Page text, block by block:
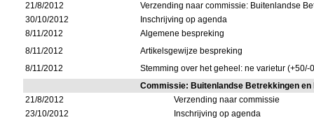
21/8/2012
Verzending naar commissie: Buitenlandse
30/10/2012
Inschrijving op agenda
8/11/2012
Algemene bespreking
8/11/2012
Artikelsgewijze bespreking
8/11/2012
Stemming over het geheel: ne varietur (+50/-
Commissie: Buitenlandse Betrekkingen en
21/8/2012
Verzending naar commissie
23/10/2012
Inschrijving op agenda